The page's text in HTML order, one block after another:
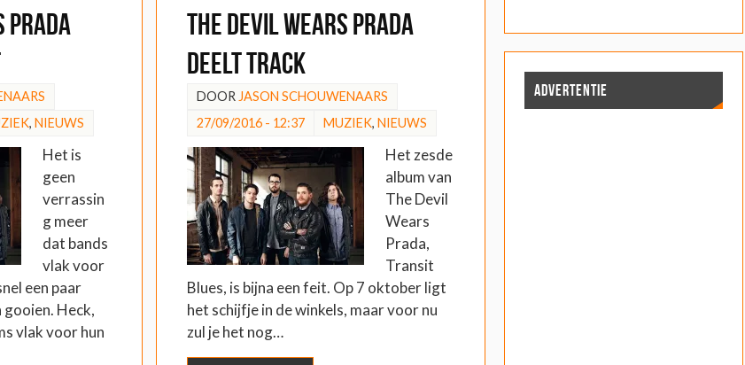
Prada
, NIEUWS
Het is
geen
verrassin
g meer
dat bands
vlak voor
een paar
Heck,
vlak voor hun
The Devil Wears Prada
deelt track
DOORJASON SCHOUWENAARS
27/09/2016 - 12:37
MUZIEK, NIEUWS
Het zesde
album van
The Devil
Wears
Prada,
Transit
Blues, is bijna een feit. Op 7 oktober ligt
het schijfje in de winkels, maar voor nu
zul je het nog…
ADVERTENTIE